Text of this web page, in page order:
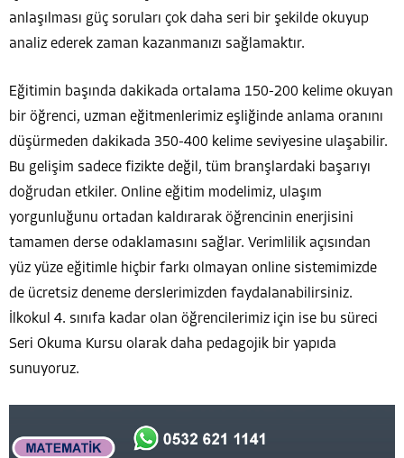
anlaşılması güç soruları çok daha seri bir şekilde okuyup
analiz ederek zaman kazanmanızı sağlamaktır.
Eğitimin başında dakikada ortalama 150-200 kelime okuyan
bir öğrenci, uzman eğitmenlerimiz eşliğinde anlama oranını
düşürmeden dakikada 350-400 kelime seviyesine ulaşabilir.
Bu gelişim sadece fizikte değil, tüm branşlardaki başarıyı
doğrudan etkiler. Online eğitim modelimiz, ulaşım
yorgunluğunu ortadan kaldırarak öğrencinin enerjisini
tamamen derse odaklamasını sağlar. Verimlilik açısından
yüz yüze eğitimle hiçbir farkı olmayan online sistemimizde
de ücretsiz deneme derslerimizden faydalanabilirsiniz.
İlkokul 4. sınıfa kadar olan öğrencilerimiz için ise bu süreci
Seri Okuma Kursu olarak daha pedagojik bir yapıda
sunuyoruz.